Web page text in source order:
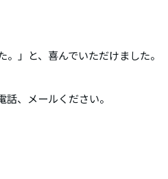
」と、喜んでいただけました。
、メールください。